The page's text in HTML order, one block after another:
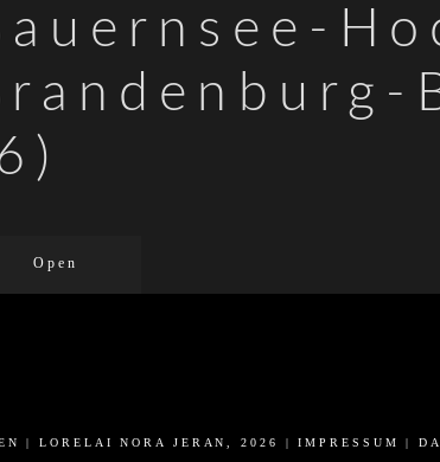
Open
| LORELAI NORA JERAN, 2026 |IMPRESSUM |